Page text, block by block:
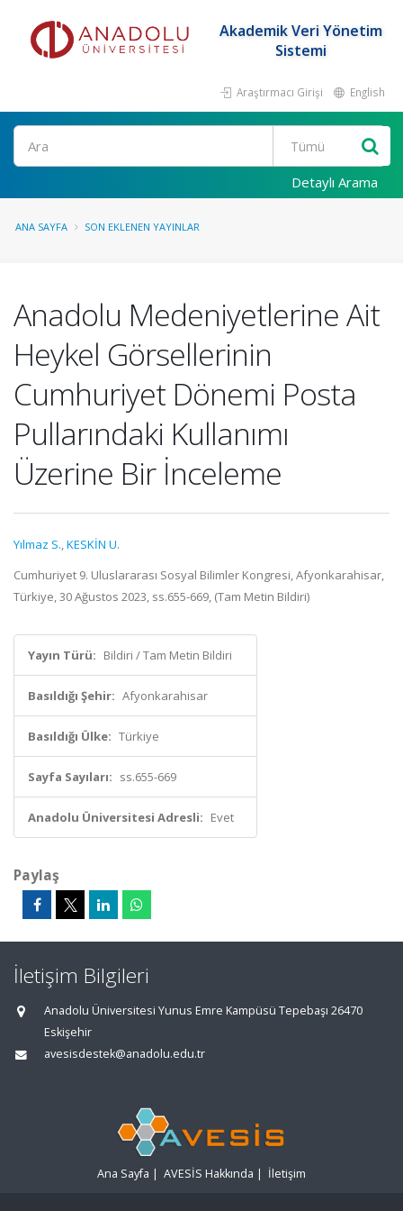
Akademik Veri Yönetim
Sistemi
Araştırmacı Girişi English
Ara
Detaylı Arama
ANA SAYFA SON EKLENEN YAYINLAR
Anadolu Medeniyetlerine Ait
Heykel Görsellerinin
Cumhuriyet Dönemi Posta
Pullarındaki Kullanımı
Üzerine Bir İnceleme
Yılmaz S.,KESKİN U.
Cumhuriyet 9. Uluslararası Sosyal Bilimler Kongresi, Afyonkarahisar,
Türkiye, 30 Ağustos 2023, ss.655-669, (Tam Metin Bildiri)
Yayın Türü: Bildiri / Tam Metin Bildiri
Basıldığı Şehir: Afyonkarahisar
Basıldığı Ülke: Türkiye
Sayfa Sayıları: ss.655-669
Anadolu Üniversitesi Adresli: Evet
Paylaş
İletişim Bilgileri
Anadolu Üniversitesi Yunus Emre Kampüsü Tepebaşı 26470
Eskişehir
avesisdestek@anadolu.edu.tr
Ana Sayfa | AVESİS Hakkında | İletişim